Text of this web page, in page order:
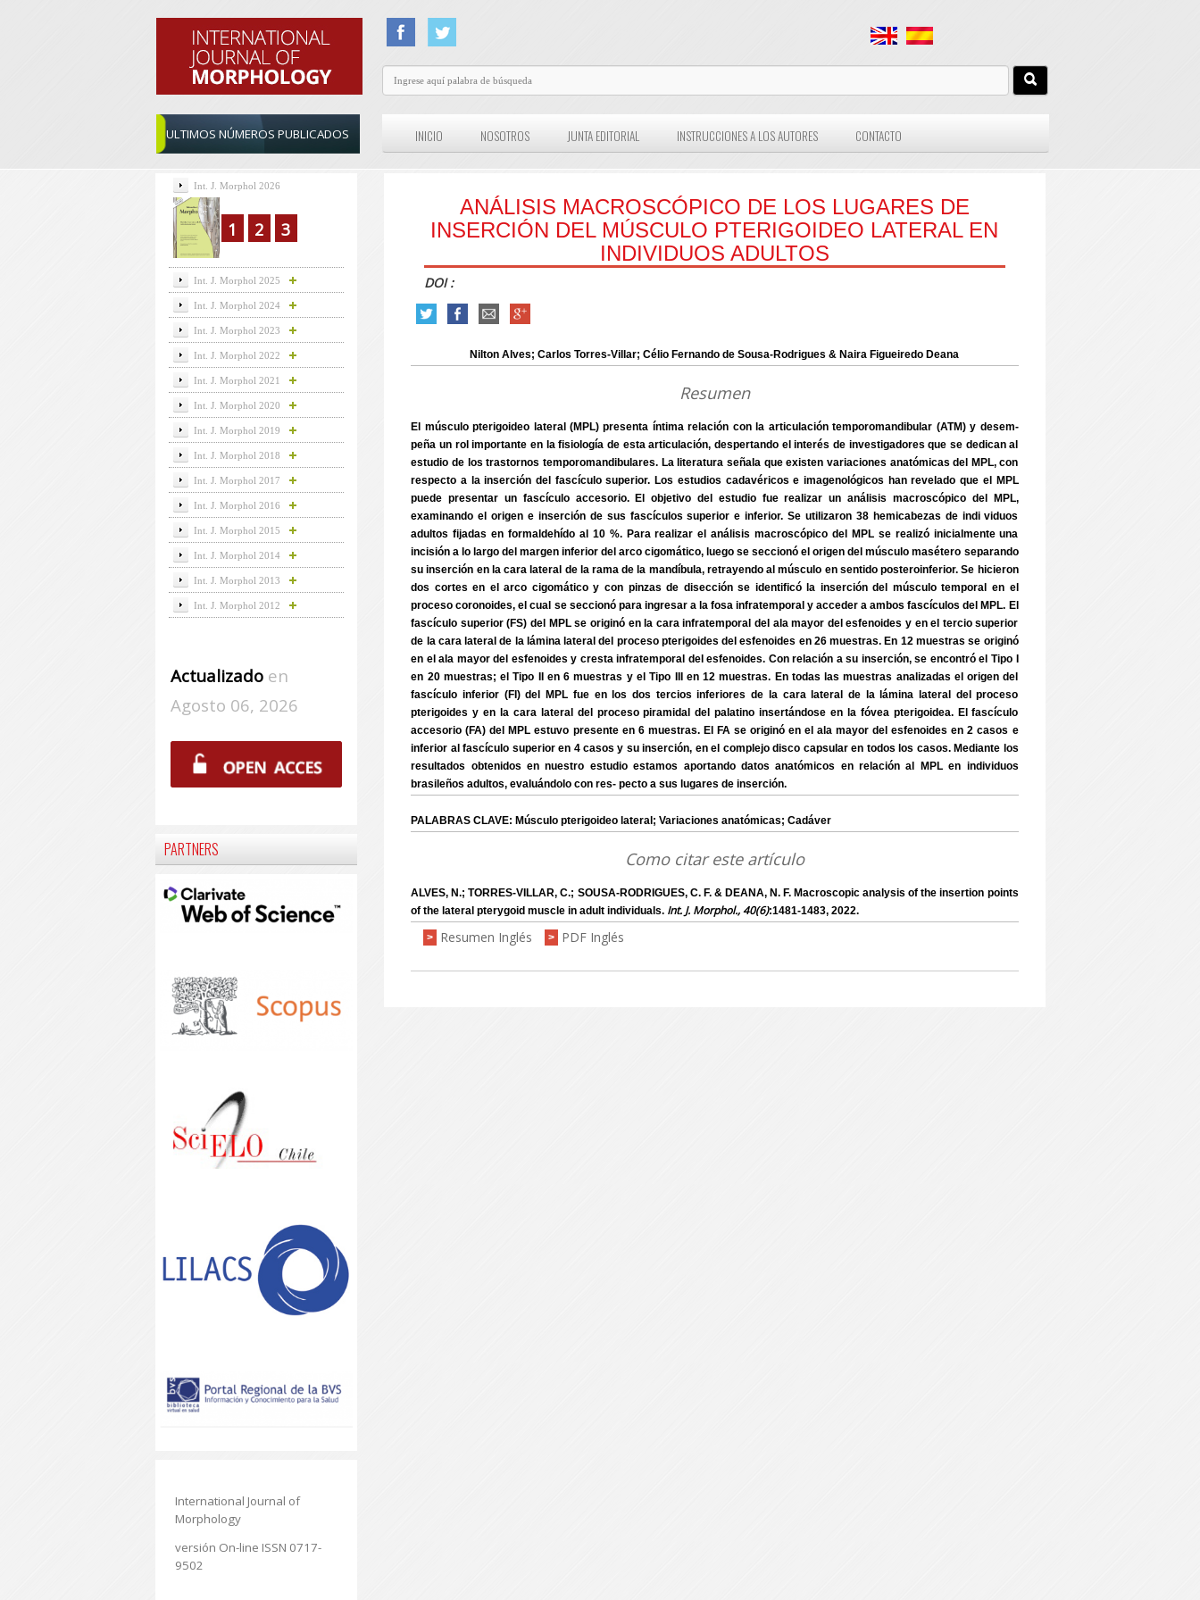
ULTIMOS NÚMEROS PUBLICADOS INICIO NOSOTROS JUNTA EDITORIAL INSTRUCCIONES A LOS AUTORES CONTACTO
ANÁLISIS MACROSCÓPICO DE LOS LUGARES DE
INSERCIÓN DEL MÚSCULO PTERIGOIDEO LATERAL EN
INDIVIDUOS ADULTOS
DOI :
Nilton Alves; Carlos Torres-Villar; Célio Fernando de Sousa-Rodrigues & Naira Figueiredo Deana
Resumen
El músculo pterigoideo lateral (MPL) presenta íntima relación con la articulación temporomandibular (ATM) y desem-
peña un rol importante en la fisiología de esta articulación, despertando el interés de investigadores que se dedican al
estudio de los trastornos temporomandibulares. La literatura señala que existen variaciones anatómicas del MPL, con
respecto a la inserción del fascículo superior. Los estudios cadavéricos e imagenológicos han revelado que el MPL
puede presentar un fascículo accesorio. El objetivo del estudio fue realizar un análisis macroscópico del MPL,
examinando el origen e inserción de sus fascículos superior e inferior. Se utilizaron 38 hemicabezas de indi viduos
adultos fijadas en formaldehído al 10 %. Para realizar el análisis macroscópico del MPL se realizó inicialmente una
incisión a lo largo del margen inferior del arco cigomático, luego se seccionó el origen del músculo masétero separando
su inserción en la cara lateral de la rama de la mandíbula, retrayendo al músculo en sentido posteroinferior. Se hicieron
dos cortes en el arco cigomático y con pinzas de disección se identificó la inserción del músculo temporal en el
proceso coronoides, el cual se seccionó para ingresar a la fosa infratemporal y acceder a ambos fascículos del MPL. El
fascículo superior (FS) del MPL se originó en la cara infratemporal del ala mayor del esfenoides y en el tercio superior
de la cara lateral de la lámina lateral del proceso pterigoides del esfenoides en 26 muestras. En 12 muestras se originó
en el ala mayor del esfenoides y cresta infratemporal del esfenoides. Con relación a su inserción, se encontró el Tipo I
en 20 muestras; el Tipo II en 6 muestras y el Tipo III en 12 muestras. En todas las muestras analizadas el origen del
fascículo inferior (FI) del MPL fue en los dos tercios inferiores de la cara lateral de la lámina lateral del proceso
pterigoides y en la cara lateral del proceso piramidal del palatino insertándose en la fóvea pterigoidea. El fascículo
accesorio (FA) del MPL estuvo presente en 6 muestras. El FA se originó en el ala mayor del esfenoides en 2 casos e
inferior al fascículo superior en 4 casos y su inserción, en el complejo disco capsular en todos los casos. Mediante los
resultados obtenidos en nuestro estudio estamos aportando datos anatómicos en relación al MPL en individuos
brasileños adultos, evaluándolo con res- pecto a sus lugares de inserción.
PALABRAS CLAVE: Músculo pterigoideo lateral; Variaciones anatómicas; Cadáver
Como citar este artículo
ALVES, N.; TORRES-VILLAR, C.; SOUSA-RODRIGUES, C. F. & DEANA, N. F. Macroscopic analysis of the insertion points
of the lateral pterygoid muscle in adult individuals. Int. J. Morphol., 40(6):1481-1483, 2022.
> Resumen Inglés > PDF Inglés
Int. J. Morphol 2026
1 2 3
Int. J. Morphol 2025
Int. J. Morphol 2024
Int. J. Morphol 2023
Int. J. Morphol 2022
Int. J. Morphol 2021
Int. J. Morphol 2020
Int. J. Morphol 2019
Int. J. Morphol 2018
Int. J. Morphol 2017
Int. J. Morphol 2016
Int. J. Morphol 2015
Int. J. Morphol 2014
Int. J. Morphol 2013
Int. J. Morphol 2012
Actualizadoen
Agosto 06, 2026
PARTNERS
International Journal of
Morphology
versión On-line ISSN 0717-
9502